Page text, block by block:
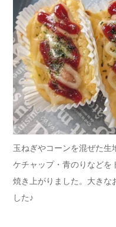
玉ねぎやコーンを混ぜた生
ケチャップ・青のりなどを
焼き上がりました。大きな
した♪